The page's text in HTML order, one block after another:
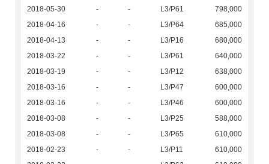
2018-05-30
- - L3/P61
798,000
2018-04-16
- - L3/P64
685,000
2018-04-13
- - L3/P16
680,000
2018-03-22
- - L3/P61
640,000
2018-03-19
- - L3/P12
638,000
2018-03-16
- - L3/P47
600,000
2018-03-16
- - L3/P46
600,000
2018-03-08
- - L3/P25
588,000
2018-03-08
- - L3/P65
610,000
2018-02-23
- - L3/P11
610,000